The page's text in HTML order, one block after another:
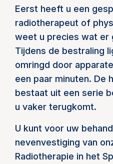
Eerst heeft u een
radiotherapeut of
weet u precies wat er
Tijdens de bestraling
omringd door
een paar minuten. De
bestaat uit een serie
u vaker terugkomt.
U kunt voor uw
nevenvestiging van
Radiotherapie in het